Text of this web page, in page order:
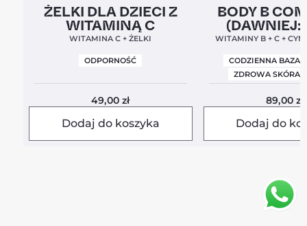
Clean Label 5,0
ŻELKI DLA DZIECI Z
WITAMINĄ C
WITAMINA C + ŻELKI
ODPORNOŚĆ
49,00zł
Dodaj do koszyka
Clean Label Nowa
BODY B
(DAWNIEJ:
WITAMINY B + C +
CODZIENNA BAZA
ZDROWA SKÓRA I
89,00zł
Dodaj do